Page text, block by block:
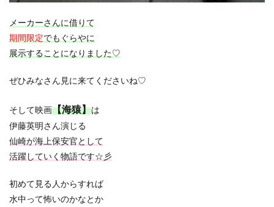
メーカーさんに借りて
期間限定でもぐらやに
展示することになりました♡
ぜひみなさん見に来てくださいね♡
そして映画【海猿】は
伊藤英明さん演じる
仙崎が海上保安官として
活躍していく物語です☆彡
初めて見る人からすれば
水中って怖いのかなとか